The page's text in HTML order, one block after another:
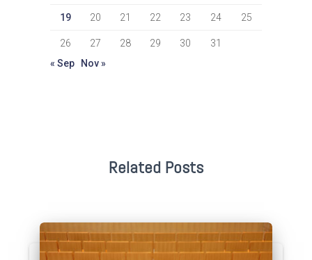
19 20 21 22 23 24 25
26 27 28 29 30
31
« Sep
Nov »
Related Posts